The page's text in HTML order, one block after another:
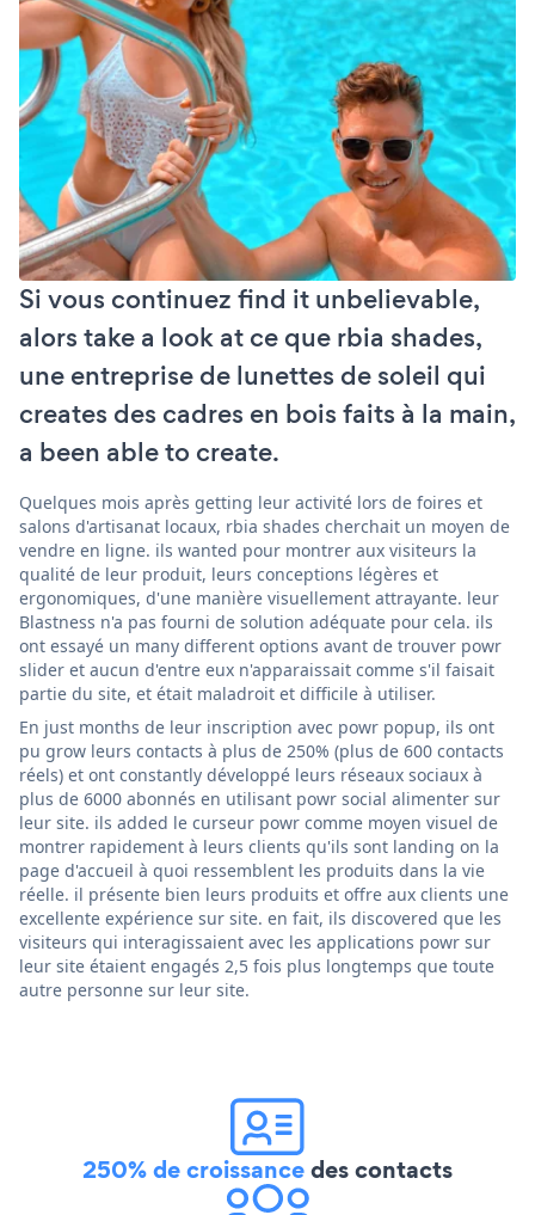
Si vous continuez find it unbelievable,
alors take a look at ce que rbia shades,
une entreprise de lunettes de soleil qui
creates des cadres en bois faits à la main,
a been able to create.
Quelques mois après getting leur activité lors de foires et
salons d'artisanat locaux, rbia shades cherchait un moyen de
vendre en ligne. ils wanted pour montrer aux visiteurs la
qualité de leur produit, leurs conceptions légères et
ergonomiques, d'une manière visuellement attrayante. leur
Blastness n'a pas fourni de solution adéquate pour cela. ils
ont essayé un many different options avant de trouver powr
slider et aucun d'entre eux n'apparaissait comme s'il faisait
partie du site, et était maladroit et difficile à utiliser.
En just months de leur inscription avec powr popup, ils ont
pu grow leurs contacts à plus de 250% (plus de 600 contacts
réels) et ont constantly développé leurs réseaux sociaux à
plus de 6000 abonnés en utilisant powr social alimenter sur
leur site. ils added le curseur powr comme moyen visuel de
montrer rapidement à leurs clients qu'ils sont landing on la
page d'accueil à quoi ressemblent les produits dans la vie
réelle. il présente bien leurs produits et offre aux clients une
excellente expérience sur site. en fait, ils discovered que les
visiteurs qui interagissaient avec les applications powr sur
leur site étaient engagés 2,5 fois plus longtemps que toute
autre personne sur leur site.
250% de croissancedes contacts